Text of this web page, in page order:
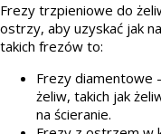
Frezy trzpieniowe do
ostrzy, aby uzyskać jak
takich frezów to:
Frezy diamentowe
żeliw, takich jak
na ścieranie.